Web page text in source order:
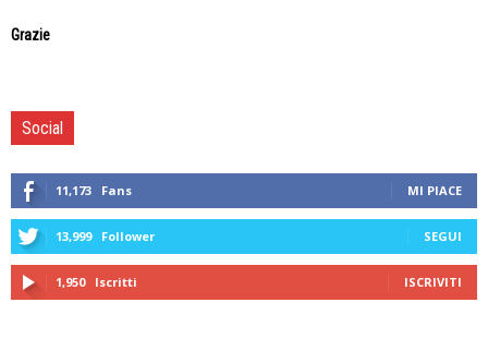
Grazie
Social
11,173 Fans MI PIACE
13,999 Follower SEGUI
1,950 Iscritti ISCRIVITI